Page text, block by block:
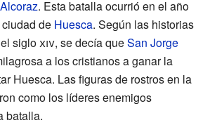
. Esta batalla ocurrió en el año
de Huesca. Según las historias
sigloxiv, se decía queSan Jorge
a los cristianos a ganar la
Huesca. Las figuras de rostros en la
como los líderes enemigos
batalla.